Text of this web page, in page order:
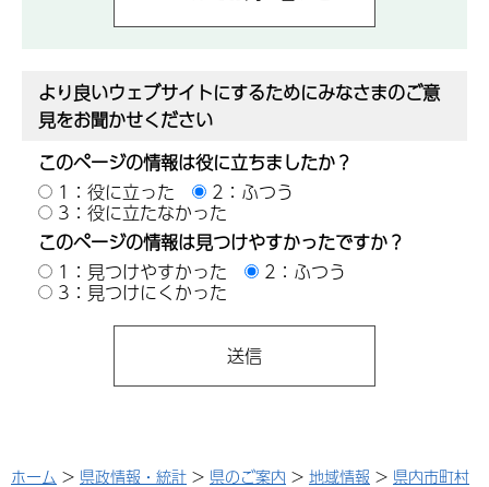
より良いウェブサイトにするためにみなさまのご意
見をお聞かせください
このページの情報は役に立ちましたか？
1：役に立った
2：ふつう
3：役に立たなかった
このページの情報は見つけやすかったですか？
1：見つけやすかった
2：ふつう
3：見つけにくかった
ホーム > 県政情報・統計 > 県のご案内 > 地域情報 > 県内市町村